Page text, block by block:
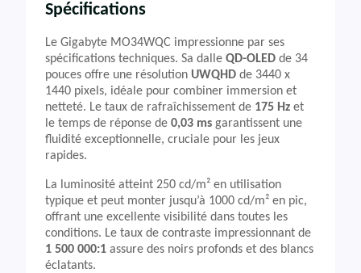
Spécifications
Le Gigabyte MO34WQC impressionne par ses
spécifications techniques. Sa dalle QD-OLED de 34
pouces offre une résolution UWQHD de 3440 x
1440 pixels, idéale pour combiner immersion et
netteté. Le taux de rafraîchissement de 175 Hz et
le temps de réponse de 0,03 ms garantissent une
fluidité exceptionnelle, cruciale pour les jeux
rapides.
La luminosité atteint 250 cd/m² en utilisation
typique et peut monter jusqu’à 1000 cd/m² en pic,
offrant une excellente visibilité dans toutes les
conditions. Le taux de contraste impressionnant de
1 500 000:1 assure des noirs profonds et des blancs
éclatants.